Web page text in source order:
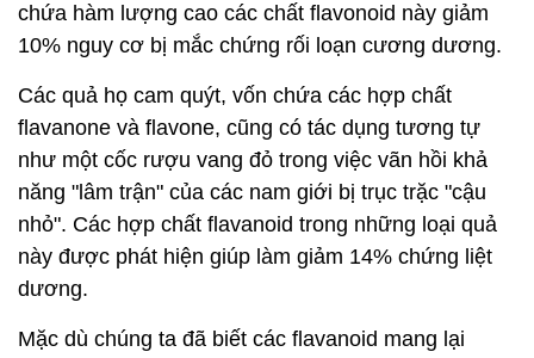
chứa hàm lượng cao các chất flavonoid này giảm
10% nguy cơ bị mắc chứng rối loạn cương dương.
Các quả họ cam quýt, vốn chứa các hợp chất
flavanone và flavone, cũng có tác dụng tương tự
như một cốc rượu vang đỏ trong việc vãn hồi khả
năng "lâm trận" của các nam giới bị trục trặc "cậu
nhỏ". Các hợp chất flavanoid trong những loại quả
này được phát hiện giúp làm giảm 14% chứng liệt
dương.
Mặc dù chúng ta đã biết các flavanoid mang lại